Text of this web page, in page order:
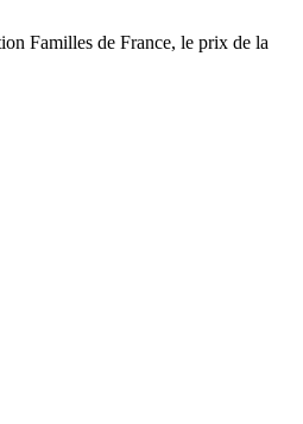
Familles de France, le prix de la